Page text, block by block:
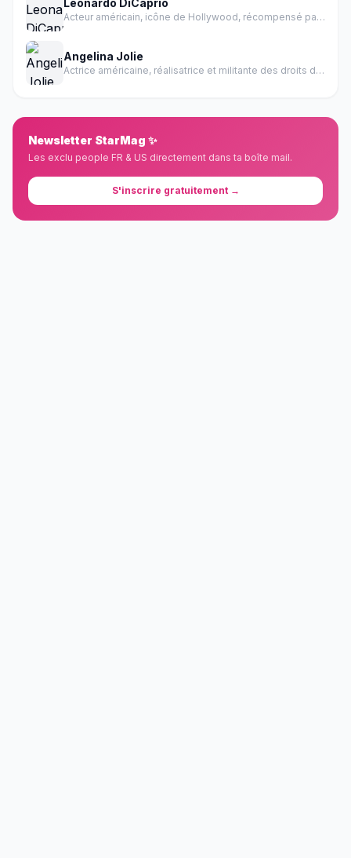
Leonardo DiCaprio
Acteur américain, icône de Hollywood, récompensé par un Oscar
Angelina Jolie
Actrice américaine, réalisatrice et militante des droits de l'homme
Newsletter StarMag ✨
Les exclu people FR & US directement dans ta boîte mail.
S'inscrire gratuitement →